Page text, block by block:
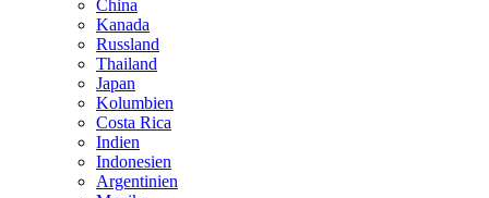
China
Kanada
Russland
Thailand
Japan
Kolumbien
Costa Rica
Indien
Indonesien
Argentinien